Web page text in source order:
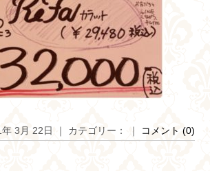
3月 22日 ｜ カテゴリー： ｜ コメント (0)